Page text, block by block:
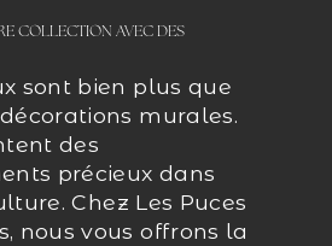
COLLECTION AVEC DES
sont bien plus que
murales.
des
précieux dans
Chez Les Puces
nous vous offrons la